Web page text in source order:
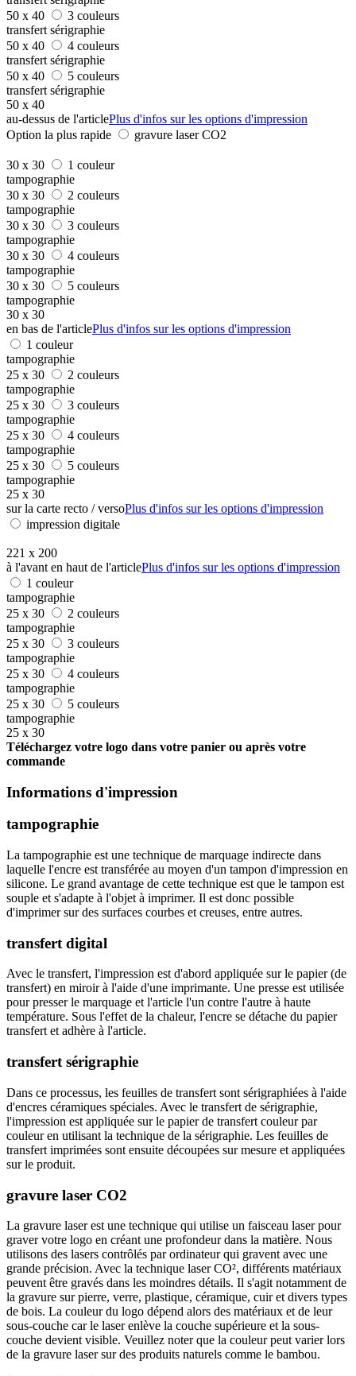
50 x 40
3 couleurs
transfert sérigraphie
50 x 40
4 couleurs
transfert sérigraphie
50 x 40
5 couleurs
transfert sérigraphie
50 x 40
au-dessus de l'articlePlus d'infos sur les options d'impression
Option la plus rapide
gravure laser CO2
30 x 30
1 couleur
tampographie
30 x 30
2 couleurs
tampographie
30 x 30
3 couleurs
tampographie
30 x 30
4 couleurs
tampographie
30 x 30
5 couleurs
tampographie
30 x 30
en bas de l'articlePlus d'infos sur les options d'impression
1 couleur
tampographie
25 x 30
2 couleurs
tampographie
25 x 30
3 couleurs
tampographie
25 x 30
4 couleurs
tampographie
25 x 30
5 couleurs
tampographie
25 x 30
sur la carte recto / versoPlus d'infos sur les options d'impression
impression digitale
221 x 200
à l'avant en haut de l'articlePlus d'infos sur les options d'impression
1 couleur
tampographie
25 x 30
2 couleurs
tampographie
25 x 30
3 couleurs
tampographie
25 x 30
4 couleurs
tampographie
25 x 30
5 couleurs
tampographie
25 x 30
Téléchargez votre logo dans votre panier ou après votre
commande
Informations d'impression
tampographie
La tampographie est une technique de marquage indirecte dans
laquelle l'encre est transférée au moyen d'un tampon d'impression en
silicone. Le grand avantage de cette technique est que le tampon est
souple et s'adapte à l'objet à imprimer. Il est donc possible
d'imprimer sur des surfaces courbes et creuses, entre autres.
transfert digital
Avec le transfert, l'impression est d'abord appliquée sur le papier (de
transfert) en miroir à l'aide d'une imprimante. Une presse est utilisée
pour presser le marquage et l'article l'un contre l'autre à haute
température. Sous l'effet de la chaleur, l'encre se détache du papier
transfert et adhère à l'article.
transfert sérigraphie
Dans ce processus, les feuilles de transfert sont sérigraphiées à l'aide
d'encres céramiques spéciales. Avec le transfert de sérigraphie,
l'impression est appliquée sur le papier de transfert couleur par
couleur en utilisant la technique de la sérigraphie. Les feuilles de
transfert imprimées sont ensuite découpées sur mesure et appliquées
sur le produit.
gravure laser CO2
La gravure laser est une technique qui utilise un faisceau laser pour
graver votre logo en créant une profondeur dans la matière. Nous
utilisons des lasers contrôlés par ordinateur qui gravent avec une
grande précision. Avec la technique laser CO², différents matériaux
peuvent être gravés dans les moindres détails. Il s'agit notamment de
la gravure sur pierre, verre, plastique, céramique, cuir et divers types
de bois. La couleur du logo dépend alors des matériaux et de leur
sous-couche car le laser enlève la couche supérieure et la sous-
couche devient visible. Veuillez noter que la couleur peut varier lors
de la gravure laser sur des produits naturels comme le bambou.